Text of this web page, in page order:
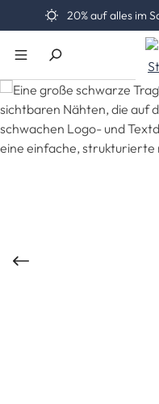
Zum Hauptinhalt
20% auf alles im
Bildergalerie